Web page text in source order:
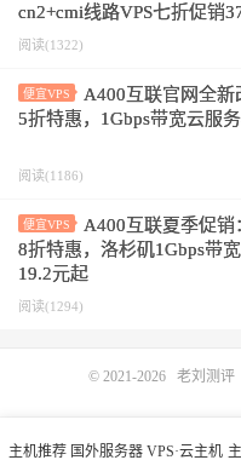
cn2+cmi线路VPS七折促销
阅读(1322)
便宜VPS
A400互联官网全新
5折特惠，1Gbps带宽云服
阅读(1186)
便宜VPS
A400互联夏季促销
8折特惠，洛杉矶1Gbps带
19.2元起
阅读(1294)
主机推荐 国外服务器 VPS·云主机
© 2021-2026 老刘测评